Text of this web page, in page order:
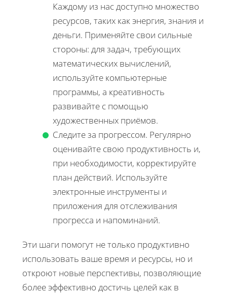
Каждому из нас доступно множество
ресурсов, таких как энергия, знания и
деньги. Применяйте свои сильные
стороны: для задач, требующих
математических вычислений,
используйте компьютерные
программы, а креативность
развивайте с помощью
художественных приёмов.
Следите за прогрессом. Регулярно
оценивайте свою продуктивность и,
при необходимости, корректируйте
план действий. Используйте
электронные инструменты и
приложения для отслеживания
прогресса и напоминаний.
Эти шаги помогут не только продуктивно
использовать ваше время и ресурсы, но и
откроют новые перспективы, позволяющие
более эффективно достичь целей как в